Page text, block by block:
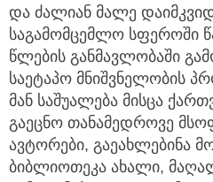
და ძალიან მალე
საგამომცემლო სფეროში
წლების განმავლობაში
საეტაპო მნიშვნელობის
მან საშუალება მისცა
გაეცნო თანამედროვე
ავტორები, გაეახლებინა
ბიბლიოთეკა ახალი,